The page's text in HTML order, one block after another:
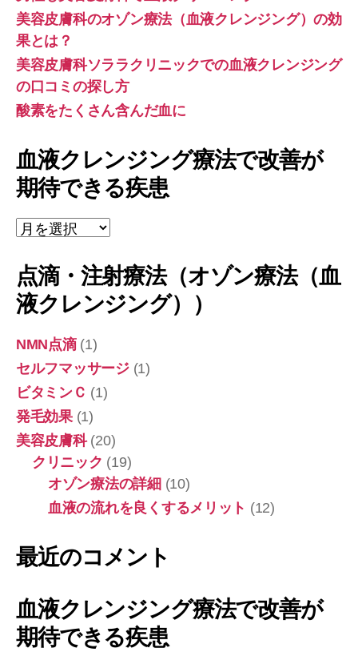
美容皮膚科のオゾン療法（血液クレンジング）の効
果とは？
美容皮膚科ソララクリニックでの血液クレンジング
の口コミの探し方
酸素をたくさん含んだ血に
血液クレンジング療法で改善が
期待できる疾患
血
液
レ
ン
ジ
グ
療
法
で
改
善
が
疾
患
点滴・注射療法（オゾン療法（血
液クレンジング））
NMN点滴(1)
セルフマッサージ(1)
ビタミンＣ (1)
発毛効果(1)
美容皮膚科(20)
クリニック (19)
オゾン療法の詳細(10)
血液の流れを良くするメリット (12)
最近のコメント
血液クレンジング療法で改善が
期待できる疾患